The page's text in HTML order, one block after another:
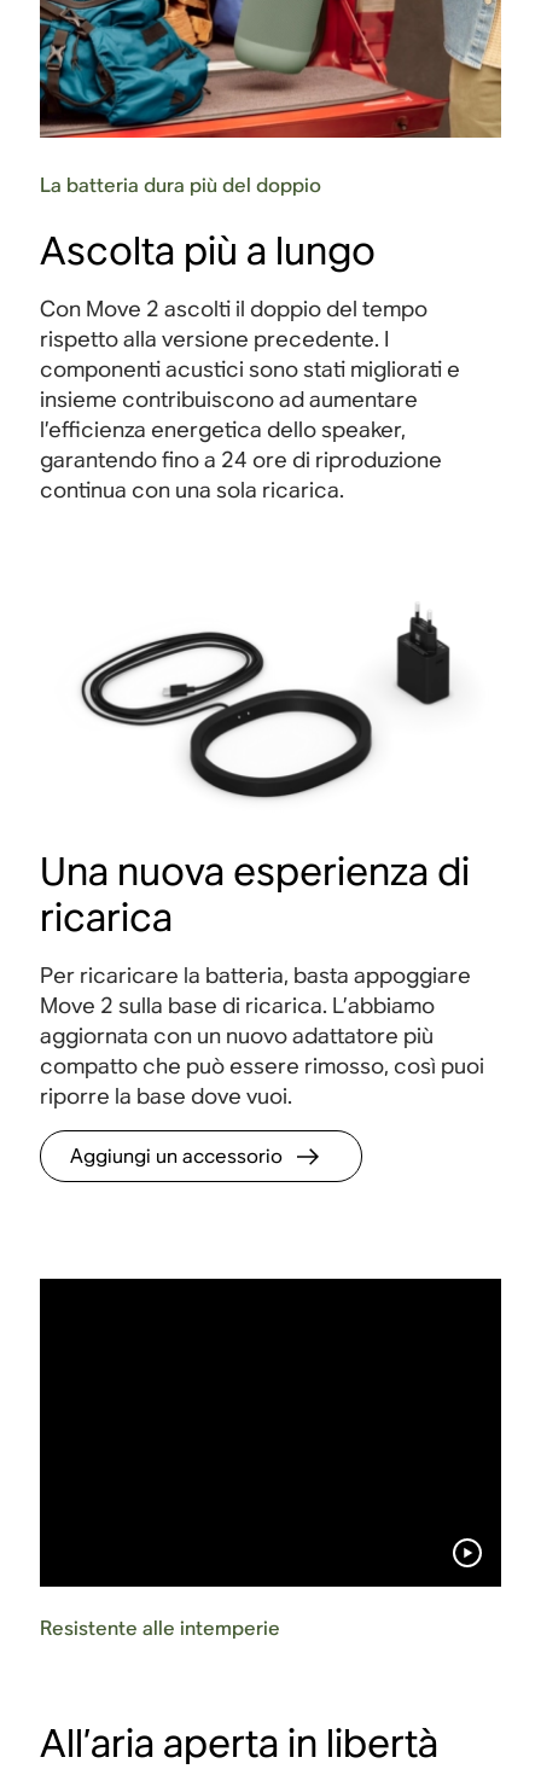
La batteria dura più del doppio
Ascolta più a lungo
Con Move 2 ascolti il doppio del tempo
rispetto alla versione precedente. I
componenti acustici sono stati migliorati e
insieme contribuiscono ad aumentare
l’efficienza energetica dello speaker,
garantendo fino a 24 ore di riproduzione
continua con una sola ricarica.
Una nuova esperienza di
ricarica
Per ricaricare la batteria, basta appoggiare
Move 2 sulla base di ricarica. L’abbiamo
aggiornata con un nuovo adattatore più
compatto che può essere rimosso, così puoi
riporre la base dove vuoi.
Aggiungi un accessorio
Resistente alle intemperie
All’aria aperta in libertà